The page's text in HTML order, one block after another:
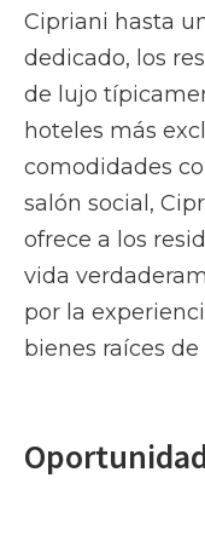
Cipriani hasta
dedicado, los
de lujo
hoteles más
comodidades
salón social,
ofrece a los
vida
por la
bienes raíces de